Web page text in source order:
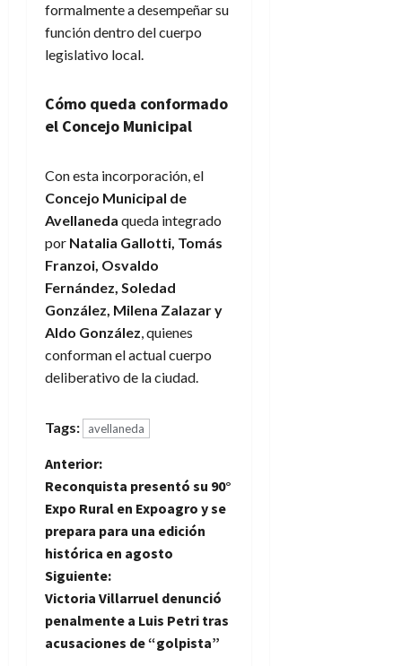
formalmente a desempeñar su
función dentro del cuerpo
legislativo local.
Cómo queda conformado
el Concejo Municipal
Con esta incorporación, el
Concejo Municipal de
Avellaneda queda integrado
por Natalia Gallotti, Tomás
Franzoi, Osvaldo
Fernández, Soledad
González, Milena Zalazar y
Aldo González, quienes
conforman el actual cuerpo
deliberativo de la ciudad.
Tags: avellaneda
N
a
v
e
g
a
Anterior:
Reconquista presentó su 90°
Expo Rural en Expoagro y se
prepara para una edición
histórica en agosto
Siguiente:
Victoria Villarruel denunció
penalmente a Luis Petri tras
acusaciones de “golpista”